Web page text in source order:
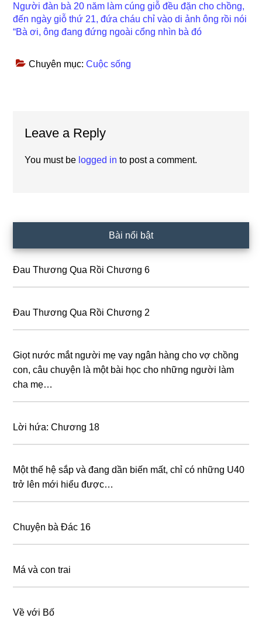
Người đàn bà 20 năm làm cúng giỗ đều đặn cho chồng,
đến ngày giỗ thứ 21, đứa cháu chỉ vào di ảnh ông rồi nói
“Bà ơi, ông đang đứng ngoài cổng nhìn bà đó
Chuyên mục:Cuộc sống
Interactions
Leave a Reply
You must be logged in to post a comment.
Sidebar
Bài nổi bật
Đau Thương Qua Rồi Chương 6
Đau Thương Qua Rồi Chương 2
Giọt nước mắt người mẹ vay ngân hàng cho vợ chồng
con, câu chuyện là một bài học cho những người làm
cha mẹ…
Lời hứa: Chương 18
Một thế hệ sắp và đang dần biến mất, chỉ có những U40
trở lên mới hiểu được…
Chuyện bà Đác 16
Má và con trai
Về với Bố